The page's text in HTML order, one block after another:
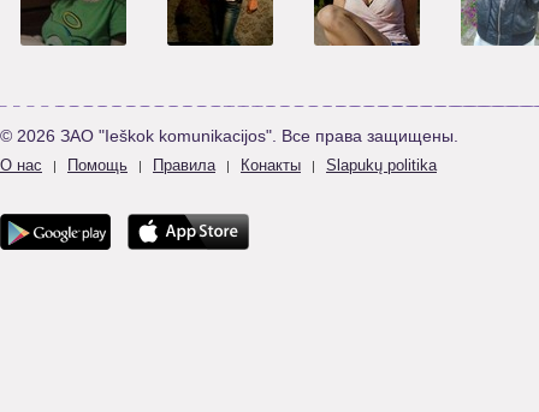
© 2026 ЗАО "Ieškok komunikacijos". Все права защищены.
О нас | Помощь | Правила | Конакты | Slapukų politika